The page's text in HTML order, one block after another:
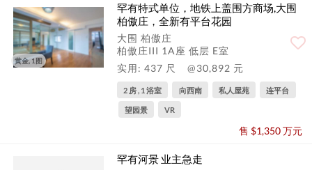
黄金, 1图
罕有特式单位，地铁上盖围方商场,大围
柏傲庄，全新有平台花园
大围 柏傲庄
柏傲庄III 1A座 低层 E室
实用: 437 尺
@30,892 元
2 房 , 1 浴室 向西南 私人屋苑 连平台
望园景 VR
售 $1,350 万元
罕有河景 业主急走